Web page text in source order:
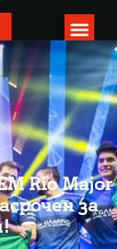
Rio Major
за